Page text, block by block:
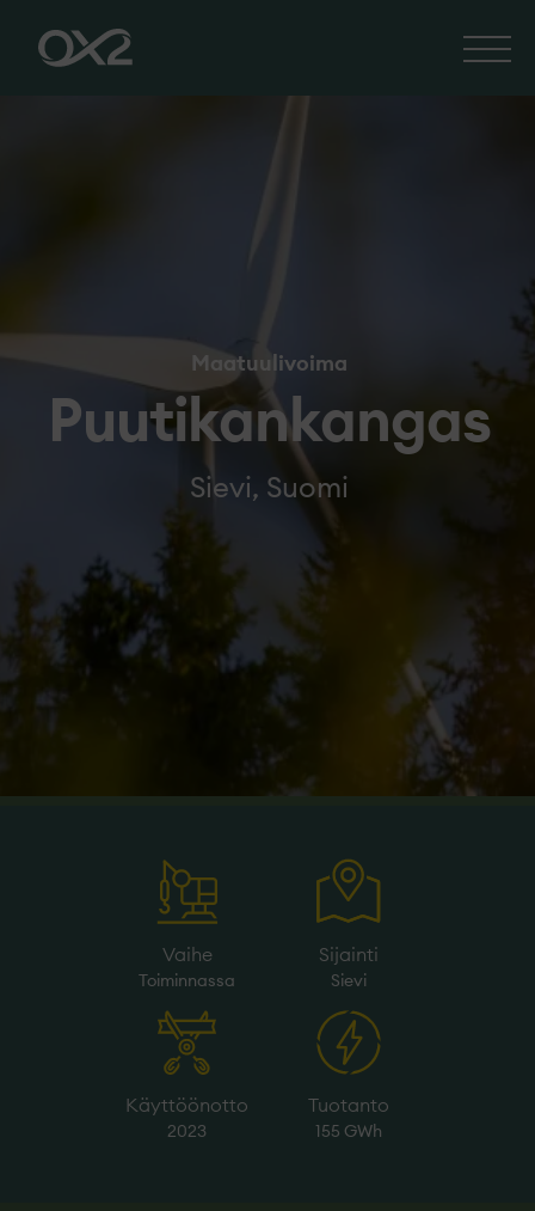
Maatuulivoima
Puutikankangas
Sievi, Suomi
Vaihe
Toiminnassa
Sijainti
Sievi
Käyttöönotto
2023
Tuotanto
155 GWh